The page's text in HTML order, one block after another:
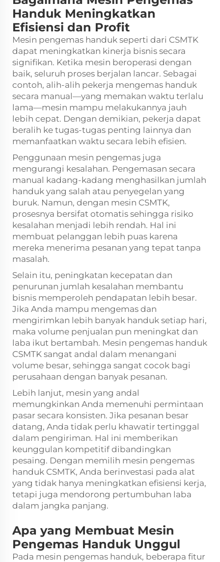
Handuk Meningkatkan
Efisiensi dan Profit
Mesin pengemas handuk seperti dari CSMTK
dapat meningkatkan kinerja bisnis secara
signifikan. Ketika mesin beroperasi dengan
baik, seluruh proses berjalan lancar. Sebagai
contoh, alih-alih pekerja mengemas handuk
secara manual—yang memakan waktu terlalu
lama—mesin mampu melakukannya jauh
lebih cepat. Dengan demikian, pekerja dapat
beralih ke tugas-tugas penting lainnya dan
memanfaatkan waktu secara lebih efisien.
Penggunaan mesin pengemas juga
mengurangi kesalahan. Pengemasan secara
manual kadang-kadang menghasilkan jumlah
handuk yang salah atau penyegelan yang
buruk. Namun, dengan mesin CSMTK,
prosesnya bersifat otomatis sehingga risiko
kesalahan menjadi lebih rendah. Hal ini
membuat pelanggan lebih puas karena
mereka menerima pesanan yang tepat tanpa
masalah.
Selain itu, peningkatan kecepatan dan
penurunan jumlah kesalahan membantu
bisnis memperoleh pendapatan lebih besar.
Jika Anda mampu mengemas dan
mengirimkan lebih banyak handuk setiap hari,
maka volume penjualan pun meningkat dan
laba ikut bertambah. Mesin pengemas handuk
CSMTK sangat andal dalam menangani
volume besar, sehingga sangat cocok bagi
perusahaan dengan banyak pesanan.
Lebih lanjut, mesin yang andal
memungkinkan Anda memenuhi permintaan
pasar secara konsisten. Jika pesanan besar
datang, Anda tidak perlu khawatir tertinggal
dalam pengiriman. Hal ini memberikan
keunggulan kompetitif dibandingkan
pesaing. Dengan memilih mesin pengemas
handuk CSMTK, Anda berinvestasi pada alat
yang tidak hanya meningkatkan efisiensi kerja,
tetapi juga mendorong pertumbuhan laba
dalam jangka panjang.
Apa yang Membuat Mesin
Pengemas Handuk Unggul
Pada mesin pengemas handuk, beberapa fitur